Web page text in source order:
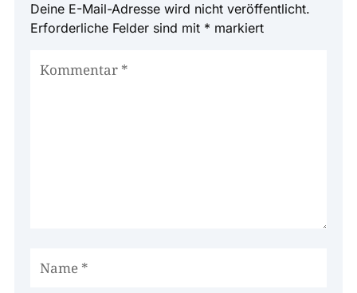
Deine E-Mail-Adresse wird nicht veröffentlicht.
Erforderliche Felder sind mit * markiert